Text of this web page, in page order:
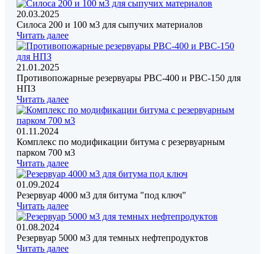
20.03.2025
Силоса 200 и 100 м3 для сыпучих материалов
Читать далее
21.01.2025
Противопожарные резервуары РВС-400 и РВС-150 для
НПЗ
Читать далее
01.11.2024
Комплекс по модификации битума с резервуарным
парком 700 м3
Читать далее
01.09.2024
Резервуар 4000 м3 для битума "под ключ"
Читать далее
01.08.2024
Резервуар 5000 м3 для темных нефтепродуктов
Читать далее